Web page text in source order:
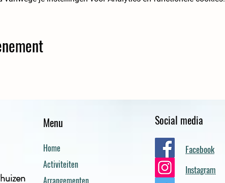
Social media
Menu
Home
Activiteiten
Arrangementen
Facebook
Instagram